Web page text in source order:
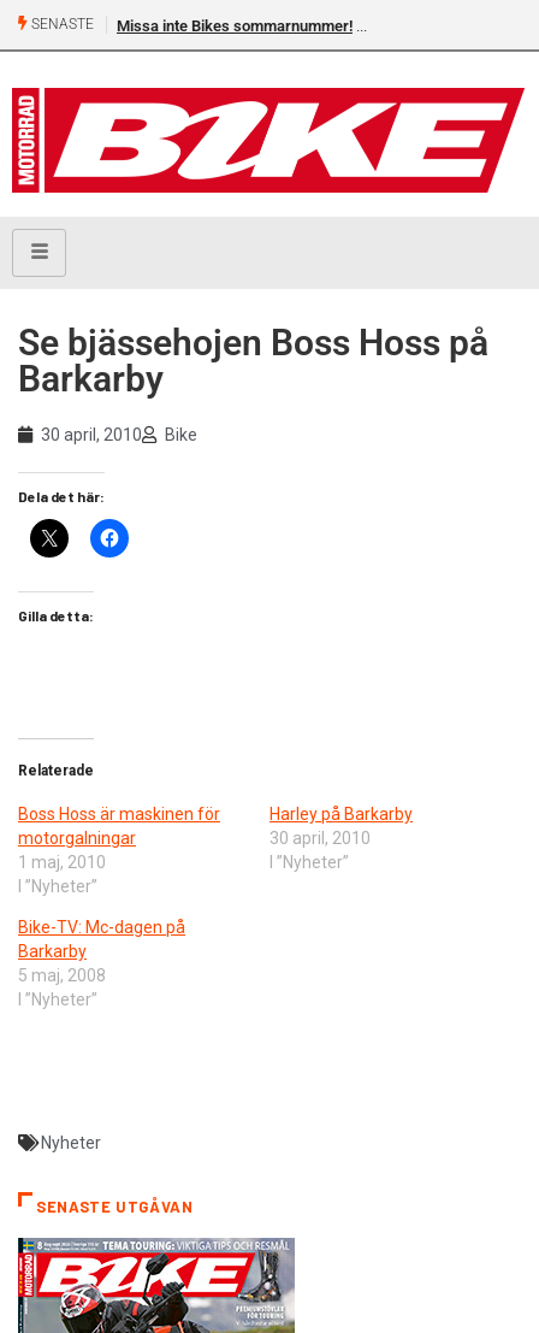
SENASTE Missa inte Bikes sommarnummer!
Se bjässehojen Boss Hoss på
Barkarby
30 april, 2010 Bike
Dela det här:
Gilla detta:
Relaterade
Boss Hoss är maskinen för
motorgalningar
1 maj, 2010
I ”Nyheter”
Harley på Barkarby
30 april, 2010
I ”Nyheter”
Bike-TV: Mc-dagen på
Barkarby
5 maj, 2008
I ”Nyheter”
Nyheter
SENASTE UTGÅVAN